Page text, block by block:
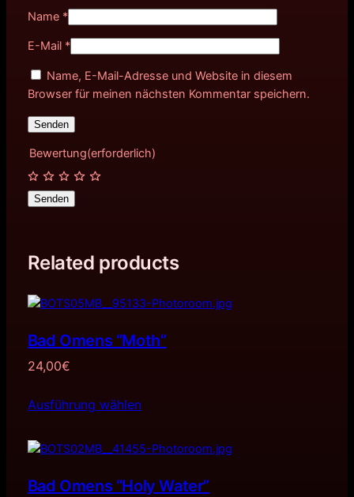
Name *
E-Mail *
Name, E-Mail-Adresse und Website in diesem
Browser für meinen nächsten Kommentar speichern.
Bewertung(erforderlich)
Senden
Related products
Bad Omens “Moth”
24,00€
Ausführung wählen
Bad Omens “Holy Water”